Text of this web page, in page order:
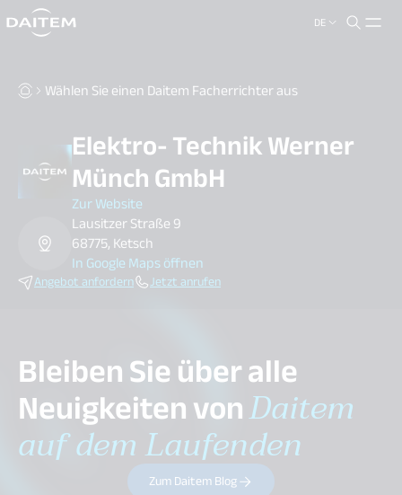
DE
search.label
Wählen Sie einen Daitem Facherrichter aus
Elektro- Technik Werner
Münch GmbH
Zur Website
Lausitzer Straße 9
68775, Ketsch
In Google Maps öffnen
Angebot anfordern Jetzt anrufen
Bleiben Sie über alle
Neuigkeiten vonDaitem
auf dem Laufenden
Zum Daitem Blog